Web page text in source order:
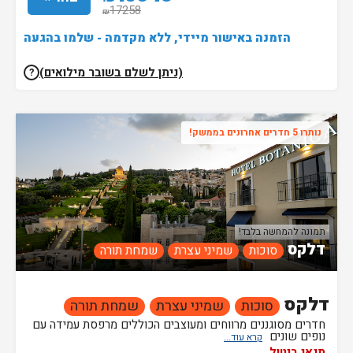
₪17258
הזמנה באישור מיידי, ללא מקדמה - שלמו בהגעה
(ניתן לשלם בשובר מילואים) ?
נותרו 5 חדרים אחרונים בממשק!
דלקס סוכות שמיני עצרת שמחת תורה
תמונה להמחשה בלבד!
דלקס סוכות שמיני עצרת שמחת תורה
חדרים מסוגננים מרווחים ומעוצבים הכוללים מרפסת עמידה עם
נופים שונים